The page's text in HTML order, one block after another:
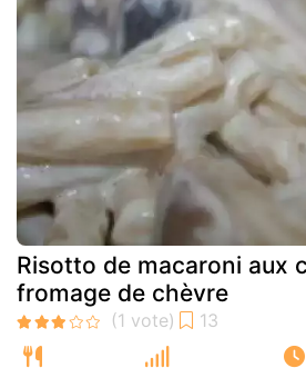
Risotto de macaroni aux
fromage de chèvre